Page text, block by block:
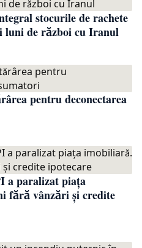
stocurile de rachete
luni de război cu Iranul
pentru deconectarea
a paralizat piața
fără vânzări și credite